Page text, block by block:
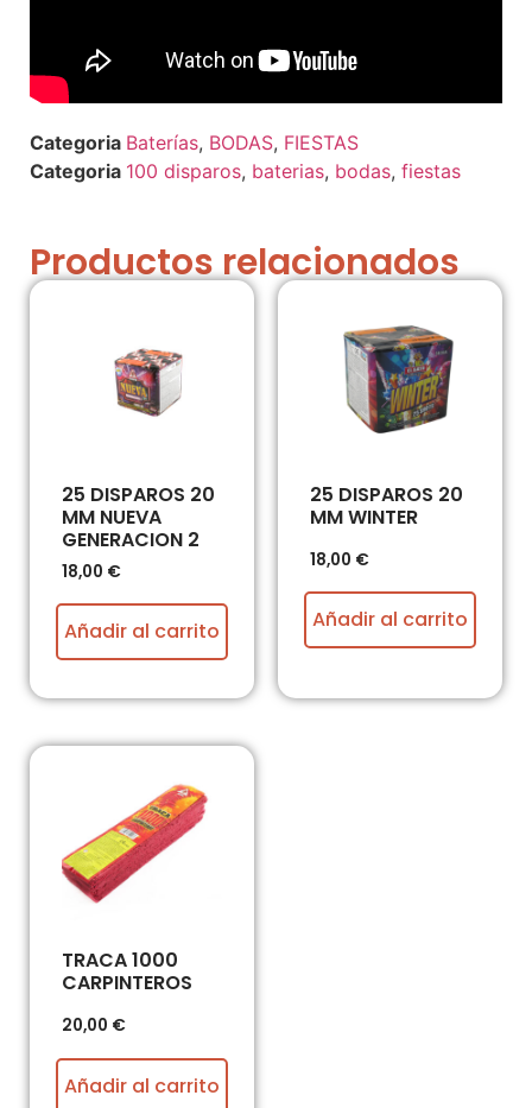
Baterías, BODAS, FIESTAS
100 disparos, baterias, bodas, fiestas
Productos relacionados
25 DISPAROS 20
MM NUEVA
GENERACION 2
18,00 €
Añadir al carrito
25 DISPAROS 20
MM WINTER
18,00 €
Añadir al carrito
TRACA 1000
CARPINTEROS
20,00 €
Añadir al carrito